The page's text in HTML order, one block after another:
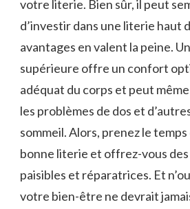
votre literie. Bien sûr, il peut
d’investir dans une literie haut
avantages en valent la peine.
supérieure offre un confort
adéquat du corps et peut
les problèmes de dos et
sommeil. Alors, prenez le
bonne literie et offrez-vous des
paisibles et réparatrices. Et
votre bien-être ne devrait